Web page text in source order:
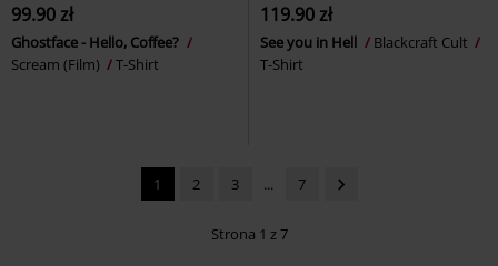
99.90 zł
Ghostface - Hello, Coffee?
Scream (Film)
T-Shirt
119.90 zł
See you in Hell
Blackcraft Cult
T-Shirt
1 2 3 ... 7
Strona 1 z 7